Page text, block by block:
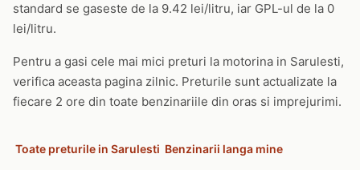
standard se gaseste de la 9.42 lei/litru, iar GPL-ul de la 0
lei/litru.
Pentru a gasi cele mai mici preturi la motorina in Sarulesti,
verifica aceasta pagina zilnic. Preturile sunt actualizate la
fiecare 2 ore din toate benzinariile din oras si imprejurimi.
Toate preturile in Sarulesti Benzinarii langa mine